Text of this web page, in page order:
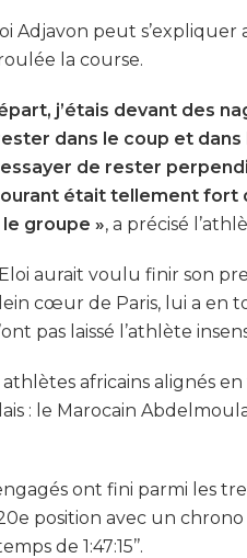
Adjavon peut
la course.
j’étais devant des
dans le coup et
essayer de rester
était tellement fort
groupe », a précisé
aurait voulu finir son
cœur de Paris, lui a en
pas laissé l’athlète
africains alignés
: le Marocain
ont fini parmi les
position avec un chrono
de 1:47:15’’.